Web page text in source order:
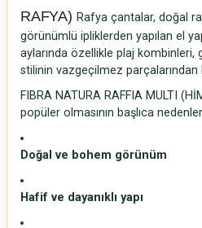
RAFYA) Rafya çantalar, doğal
görünümlü ipliklerden yapılan el
aylarında özellikle plaj kombinleri,
stilinin vazgeçilmez parçalarından
FIBRA NATURA RAFFIA MULTI
popüler olmasının başlıca
Doğal ve bohem görünüm
Hafif ve dayanıklı yapı